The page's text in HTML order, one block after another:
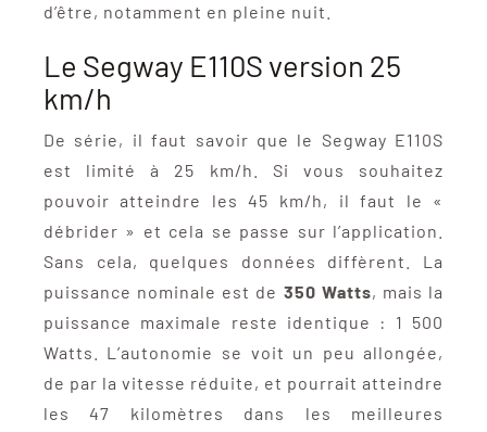
d’être, notamment en pleine nuit.
Le Segway E110S version 25
km/h
De série, il faut savoir que le Segway E110S
est limité à 25 km/h. Si vous souhaitez
pouvoir atteindre les 45 km/h, il faut le «
débrider » et cela se passe sur l’application.
Sans cela, quelques données diffèrent. La
puissance nominale est de 350 Watts, mais la
puissance maximale reste identique : 1 500
Watts. L’autonomie se voit un peu allongée,
de par la vitesse réduite, et pourrait atteindre
les 47 kilomètres dans les meilleures